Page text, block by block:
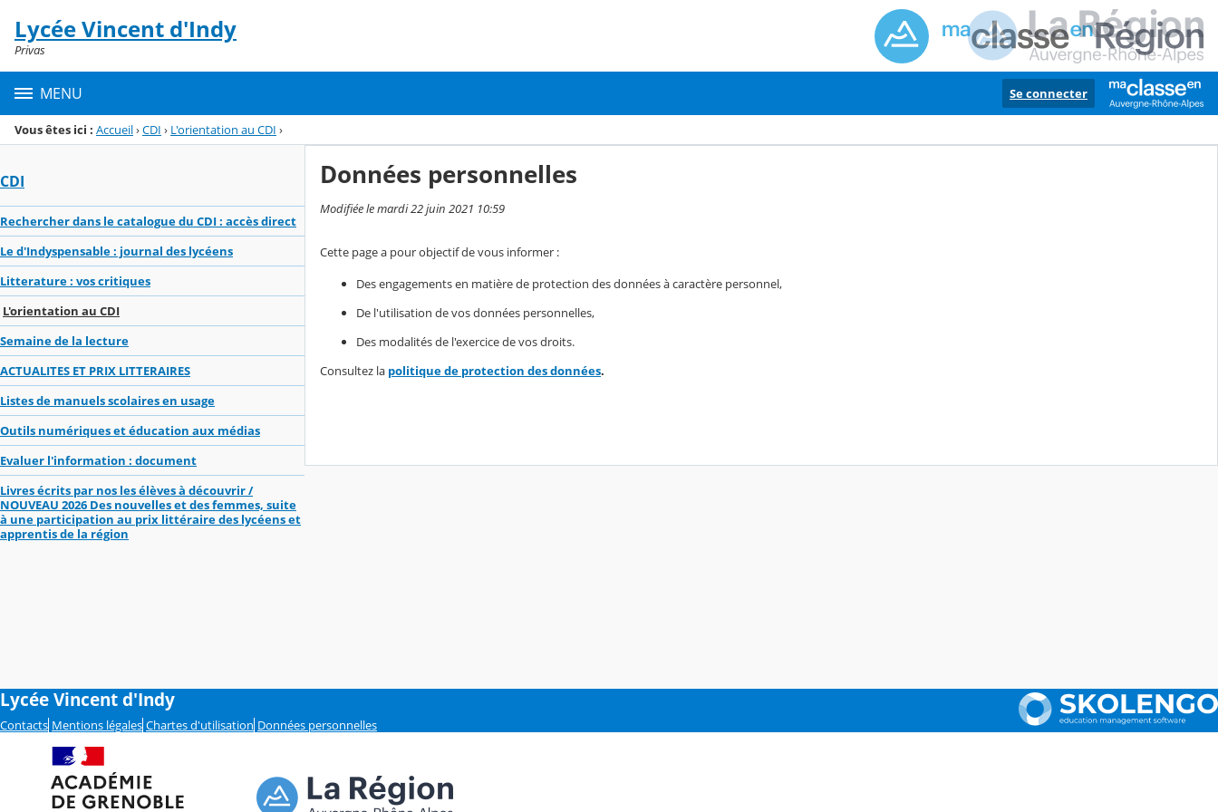
Menu de la rubrique
Contenu
Lycée Vincent d'Indy
Privas
MENU Se connecter
Vous êtes ici : Accueil›CDI › L'orientation au CDI ›
CDI
Rechercher dans le catalogue du CDI : accès direct
Le d'Indyspensable : journal des lycéens
Litterature : vos critiques
L'orientation au CDI
Semaine de la lecture
ACTUALITES ET PRIX LITTERAIRES
Listes de manuels scolaires en usage
Outils numériques et éducation aux médias
Evaluer l'information : document
Livres écrits par nos les élèves à découvrir /
NOUVEAU 2026 Des nouvelles et des femmes, suite
à une participation au prix littéraire des lycéens et
apprentis de la région
Données personnelles
Modifiée le mardi 22 juin 2021 10:59
Cette page a pour objectif de vous informer :
Des engagements en matière de protection des données à caractère personnel,
De l'utilisation de vos données personnelles,
Des modalités de l'exercice de vos droits.
Consultez la politique de protection des données.
Lycée Vincent d'Indy
Contacts Mentions légales Chartes d'utilisation Données personnelles